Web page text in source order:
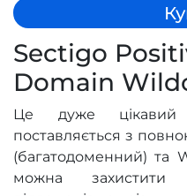
Sectigo
Domain
Це дуже цікавий
поставляється з
(багатодоменний) та
можна захистити